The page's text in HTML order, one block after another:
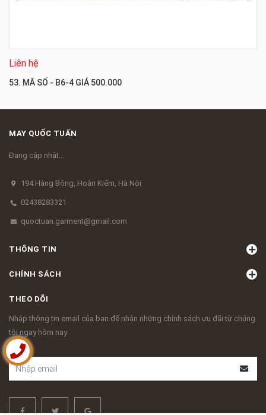
Liên hệ
53. MÃ SỐ - B6-4 GIÁ 500.000
MAY QUỐC TUẤN
Đang cập nhật...
194 Hàng Bông, Hoàn Kiếm, Hà Nội
02438283321
quoctuan.garment@gmail.com
THÔNG TIN
CHÍNH SÁCH
THEO DÕI
Nhập thông tin email của bạn để nhận những chính sách ưu đãi từ chúng
tôi ngay hôm nay